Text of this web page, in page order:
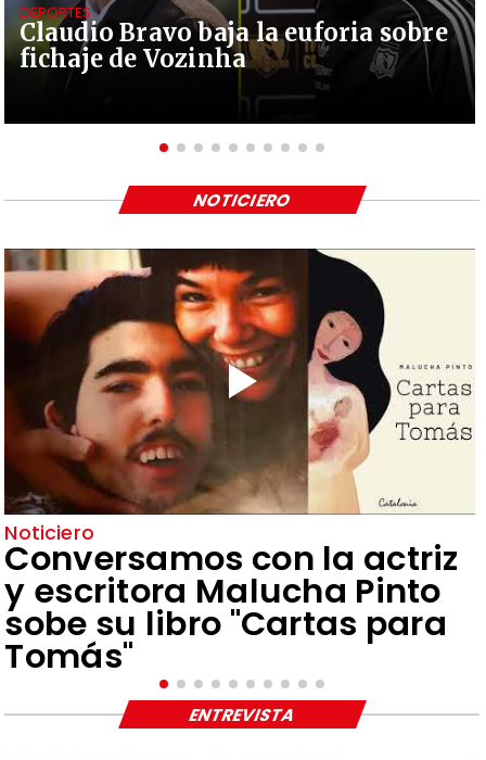
Claudio Bravo baja la euforia sobre
fichaje de Vozinha
DEPORTES
Noticiero
Conversamos con la actriz
y escritora Malucha Pinto
sobe su libro "Cartas para
Tomás"
NOTICIERO
ENTREVISTA